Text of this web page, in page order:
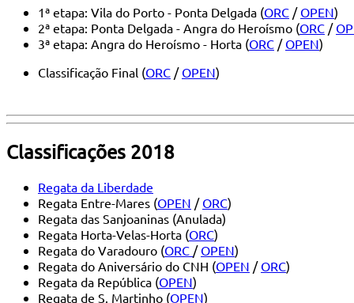
1ª etapa: Vila do Porto - Ponta Delgada (ORC / OPEN)
2ª etapa: Ponta Delgada - Angra do Heroísmo (ORC /
3ª etapa: Angra do Heroísmo - Horta (ORC / OPEN)
Classificação Final (ORC / OPEN)
Classificações 2018
Regata da Liberdade
Regata Entre-Mares (OPEN / ORC)
Regata das Sanjoaninas (Anulada)
Regata Horta-Velas-Horta (ORC)
Regata do Varadouro (ORC / OPEN)
Regata do Aniversário do CNH (OPEN / ORC)
Regata da República (OPEN)
Regata de S. Martinho (OPEN)